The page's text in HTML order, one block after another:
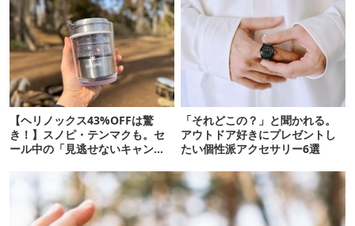
【ヘリノックス43%OFFは驚
き！】スノピ・テンマクも。セ
ール中の「見逃せないキャンプ
「それどこの？」と聞かれる。
アウトドア好きにプレゼントし
たい個性派アクセサリー6選